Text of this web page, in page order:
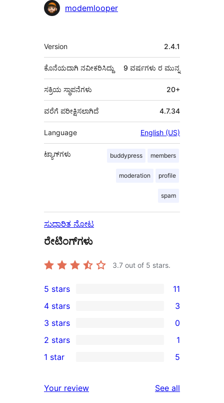
ಕೊಡುಗೆದಾರರುmodemlooper
ಮೆಟಾ
Version 2.4.1
ಕೊನೆಯದಾಗಿ ನವೀಕರಿಸಿದ್ದು 9 ವರ್ಷಗಳು ರ ಮುನ್ನ
ಸಕ್ರಿಯ ಸ್ಥಾಪನೆಗಳು 20+
4.7.34
ವರೆಗೆ ಪರೀಕ್ಷಿಸಲಾಗಿದೆ
Language English (US)
ಟ್ಯಾಗ್‌ಗಳು buddypress members
moderation profile
spam
ಸುಧಾರಿತ ನೋಟ
ರೇಟಿಂಗ್‌ಗಳು
3.7 out of 5 stars.
11
5-
star
reviews
5 stars 11
4-
star
reviews
4 stars 3
0
3-
star
3 stars 0
2-
review
2 stars 1
star
1 star 5
Your review See all